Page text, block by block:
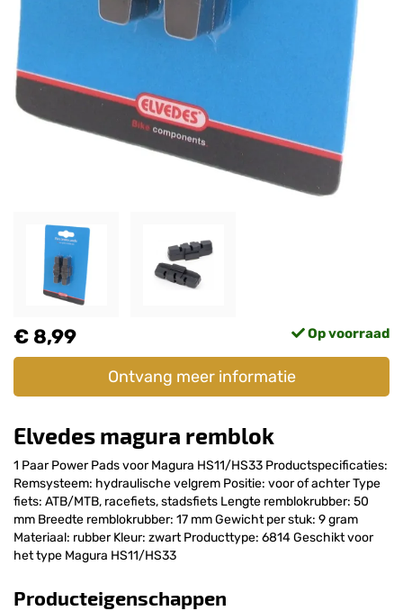
€ 8,99 Op voorraad
Ontvang meer informatie
Elvedes magura remblok
1 Paar Power Pads voor Magura HS11/HS33 Productspecificaties:
Remsysteem: hydraulische velgrem Positie: voor of achter Type
fiets: ATB/MTB, racefiets, stadsfiets Lengte remblokrubber: 50
mm Breedte remblokrubber: 17 mm Gewicht per stuk: 9 gram
Materiaal: rubber Kleur: zwart Producttype: 6814 Geschikt voor
het type Magura HS11/HS33
Producteigenschappen